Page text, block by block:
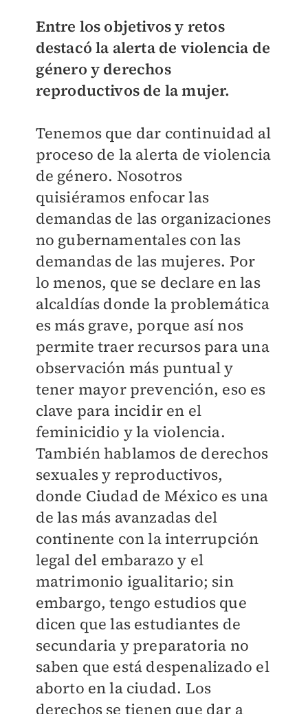
Entre los objetivos y retos
destacó la alerta de violencia de
género y derechos
reproductivos de la mujer.
Tenemos que dar continuidad al
proceso de la alerta de violencia
de género. Nosotros
quisiéramos enfocar las
demandas de las organizaciones
no gubernamentales con las
demandas de las mujeres. Por
lo menos, que se declare en las
alcaldías donde la problemática
es más grave, porque así nos
permite traer recursos para una
observación más puntual y
tener mayor prevención, eso es
clave para incidir en el
feminicidio y la violencia.
También hablamos de derechos
sexuales y reproductivos,
donde Ciudad de México es una
de las más avanzadas del
continente con la interrupción
legal del embarazo y el
matrimonio igualitario; sin
embargo, tengo estudios que
dicen que las estudiantes de
secundaria y preparatoria no
saben que está despenalizado el
aborto en la ciudad. Los
derechos se tienen que dar a